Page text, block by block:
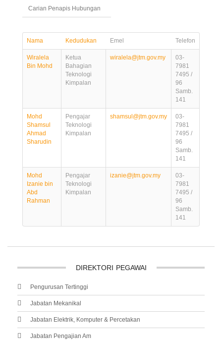
Nama Kedudukan Emel Telefon
Wiralela
Bin Mohd
Ketua
Bahagian
Teknologi
Kimpalan
wiralela@jtm.gov.my
03-
7981
7495 /
96
Samb.
141
Mohd
Shamsul
Ahmad
Sharudin
Pengajar
Teknologi
Kimpalan
shamsul@jtm.gov.my
03-
7981
7495 /
96
Samb.
141
Mohd
Izanie bin
Abd
Rahman
Pengajar
Teknologi
Kimpalan
izanie@jtm.gov.my
03-
7981
7495 /
96
Samb.
141
DIREKTORI PEGAWAI
Pengurusan Tertinggi
Jabatan Mekanikal
Jabatan Elektrik, Komputer & Percetakan
Jabatan Pengajian Am